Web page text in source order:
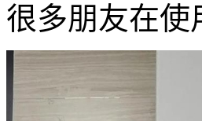
很多朋友在使